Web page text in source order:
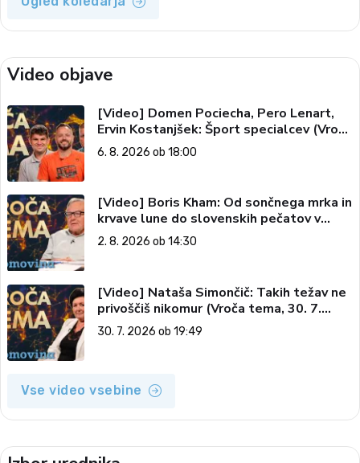
Video objave
[Video] Domen Pociecha, Pero Lenart,
Ervin Kostanjšek: Šport specialcev (Vroča
tema, 6. 8. 2026)
6. 8. 2026 ob 18:00
[Video] Boris Kham: Od sončnega mrka in
krvave lune do slovenskih pečatov v
vesolju (Vroča tema, 2. 8. 2026)
2. 8. 2026 ob 14:30
[Video] Nataša Simončič: Takih težav ne
privoščiš nikomur (Vroča tema, 30. 7.
2026)
30. 7. 2026 ob 19:49
Vse video vsebine